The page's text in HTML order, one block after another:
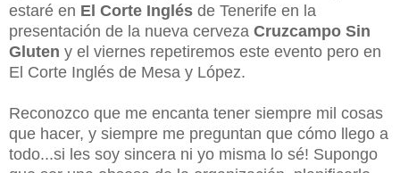
estaré en El Corte Inglés de Tenerife en la
presentación de la nueva cerveza Cruzcampo Sin
Gluten y el viernes repetiremos este evento pero en
El Corte Inglés de Mesa y López.
Reconozco que me encanta tener siempre mil cosas
que hacer, y siempre me preguntan que cómo llego a
todo...si les soy sincera ni yo misma lo sé! Supongo